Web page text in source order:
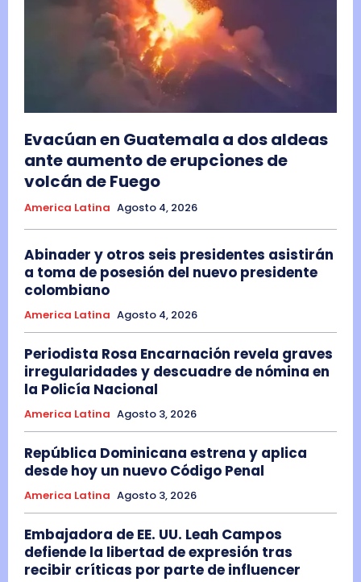
Evacúan en Guatemala a dos aldeas
ante aumento de erupciones de
volcán de Fuego
America Latina Agosto 4, 2026
Abinader y otros seis presidentes asistirán
a toma de posesión del nuevo presidente
colombiano
America Latina Agosto 4, 2026
Periodista Rosa Encarnación revela graves
irregularidades y descuadre de nómina en
la Policía Nacional
America Latina Agosto 3, 2026
República Dominicana estrena y aplica
desde hoy un nuevo Código Penal
America Latina Agosto 3, 2026
Embajadora de EE. UU. Leah Campos
defiende la libertad de expresión tras
recibir críticas por parte de influencer